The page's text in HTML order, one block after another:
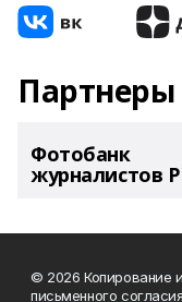
Партнеры
Фотобанк
журналистов
© 2026 Копирование
письменного